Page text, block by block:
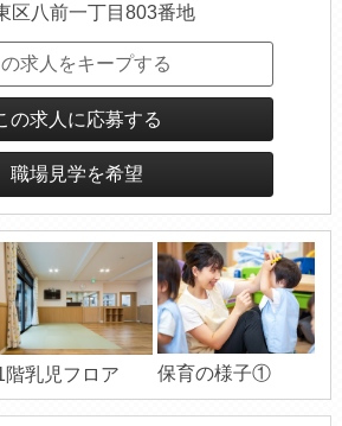
区八前一丁目803番地
求人をキープする
の求人に応募する
職場見学を希望
階乳児フロア
保育の様子①